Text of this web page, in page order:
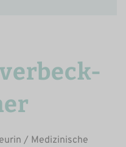
/ Medizinische